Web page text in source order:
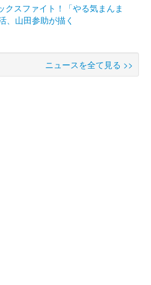
クスファイト！「やる気まんま
、山田参助が描く
ニュースを全て見る >>